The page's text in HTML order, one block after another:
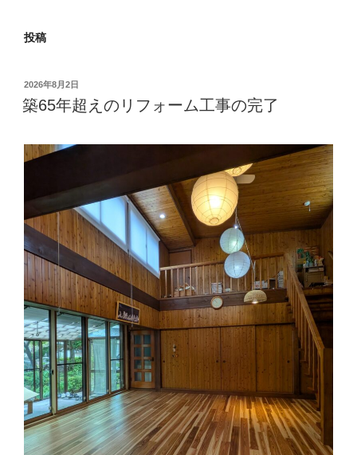
投稿
投
稿
日:
2026年8月2日
築65年超えのリフォーム工事の完了